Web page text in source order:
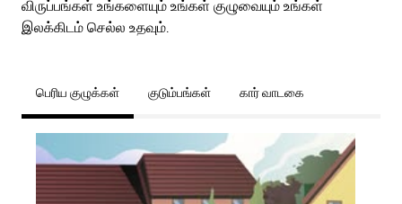
விருப்பங்கள் உங்களையும் உங்கள் குழுவையும் உங்கள்
இலக்கிடம் செல்ல உதவும்.
பெரிய குழுக்கள் குடும்பங்கள் கார் வாடகை